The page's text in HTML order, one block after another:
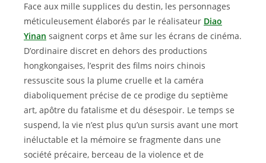
Face aux mille supplices du destin, les personnages
méticuleusement élaborés par le réalisateur Diao
Yinan saignent corps et âme sur les écrans de cinéma.
D’ordinaire discret en dehors des productions
hongkongaises, l’esprit des films noirs chinois
ressuscite sous la plume cruelle et la caméra
diaboliquement précise de ce prodige du septième
art, apôtre du fatalisme et du désespoir. Le temps se
suspend, la vie n’est plus qu’un sursis avant une mort
inéluctable et la mémoire se fragmente dans une
société précaire, berceau de la violence et de